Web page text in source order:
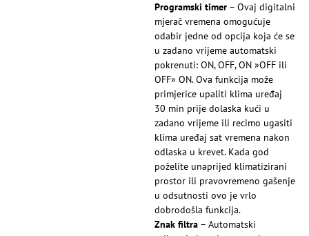
Programski timer – Ovaj digitalni
mjerač vremena omogućuje
odabir jedne od opcija koja će se
u zadano vrijeme automatski
pokrenuti: ON, OFF, ON »OFF ili
OFF» ON. Ova funkcija može
primjerice upaliti klima uređaj
30 min prije dolaska kući u
zadano vrijeme ili recimo ugasiti
klima uređaj sat vremena nakon
odlaska u krevet. Kada god
poželite unaprijed klimatizirani
prostor ili pravovremeno gašenje
u odsutnosti ovo je vrlo
dobrodošla funkcija.
Znak filtra – Automatski